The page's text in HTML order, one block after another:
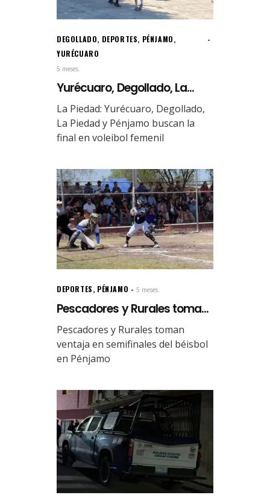
DEGOLLADO, DEPORTES, PÉNJAMO,
YURÉCUARO
5 meses.
Yurécuaro, Degollado, La...
La Piedad: Yurécuaro, Degollado,
La Piedad y Pénjamo buscan la
final en voleibol femenil
DEPORTES, PÉNJAMO 5 meses.
Pescadores y Rurales toma...
Pescadores y Rurales toman
ventaja en semifinales del béisbol
en Pénjamo